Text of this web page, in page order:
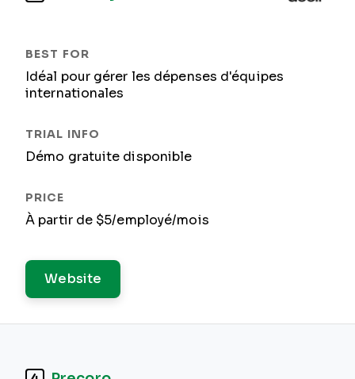
Idéal pour gérer les dépenses d'équipes
internationales
Démo gratuite disponible
À partir de $5/employé/mois
Website